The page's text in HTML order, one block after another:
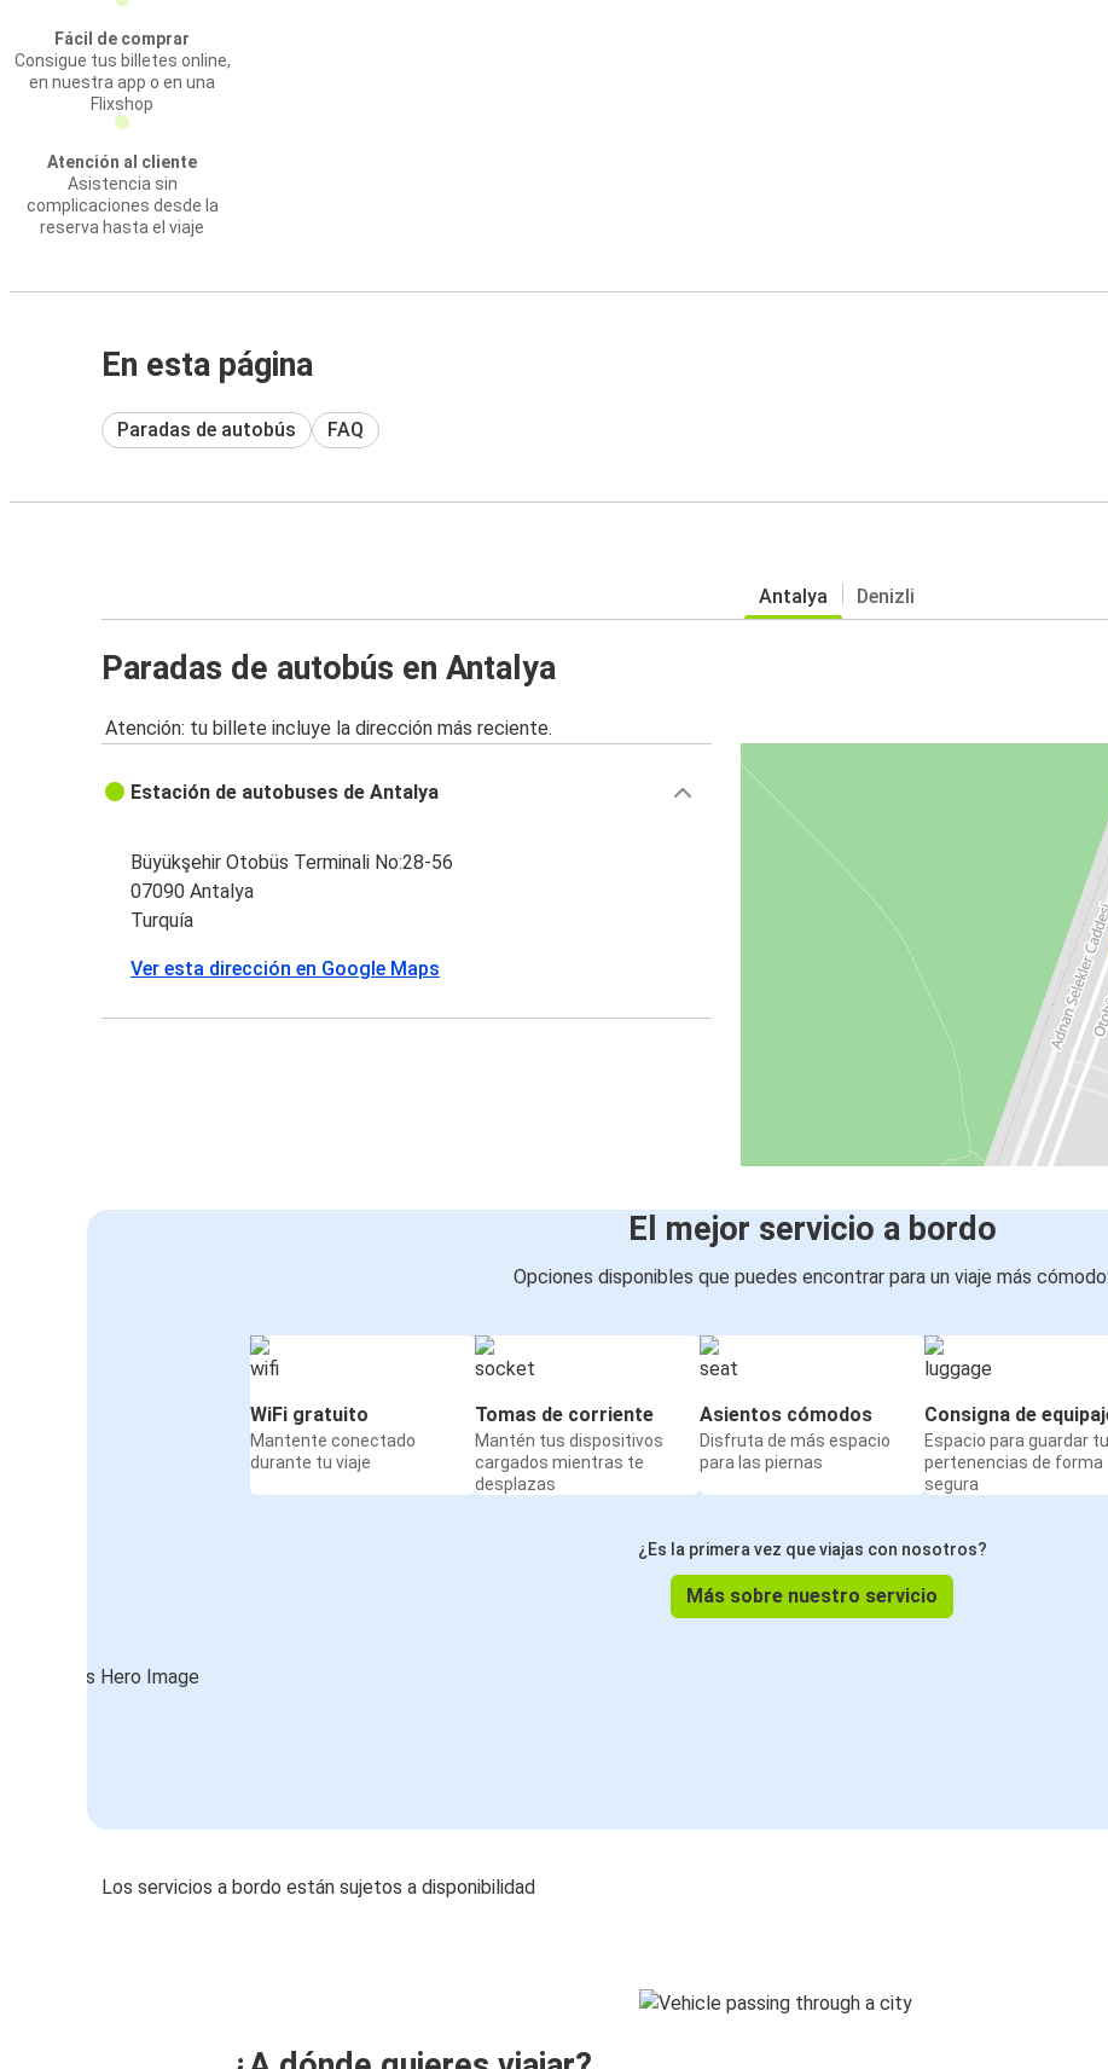
Fácil de comprar
Consigue tus billetes online,
en nuestra app o en una
Flixshop
Atención al cliente
Asistencia sin
complicaciones desde la
reserva hasta el viaje
En esta página
Paradas de autobús FAQ
Antalya Denizli
Paradas de autobús en Antalya
Atención: tu billete incluye la dirección más reciente.
Estación de autobuses de Antalya
Büyükşehir Otobüs Terminali No:28-56
07090 Antalya
Turquía
Ver esta dirección en Google Maps
El mejor servicio a bordo
Opciones disponibles que puedes encontrar para un viaje más cómodo:
WiFi gratuito
Mantente conectado
durante tu viaje
Tomas de corriente
Mantén tus dispositivos
cargados mientras te
desplazas
Asientos cómodos
Disfruta de más espacio
para las piernas
Consigna de
Espacio para guardar
pertenencias de forma
segura
¿Es la primera vez que viajas con nosotros?
Más sobre nuestro servicio
Los servicios a bordo están sujetos a disponibilidad